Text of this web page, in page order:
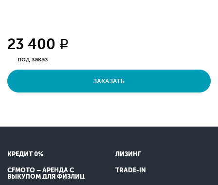
23 400 q
под заказ
ЗАКАЗАТЬ
КРЕДИТ 0% ЛИЗИНГ
CFMOTO – АРЕНДА С
ВЫКУПОМ ДЛЯ ФИЗЛИЦ
TRADE-IN